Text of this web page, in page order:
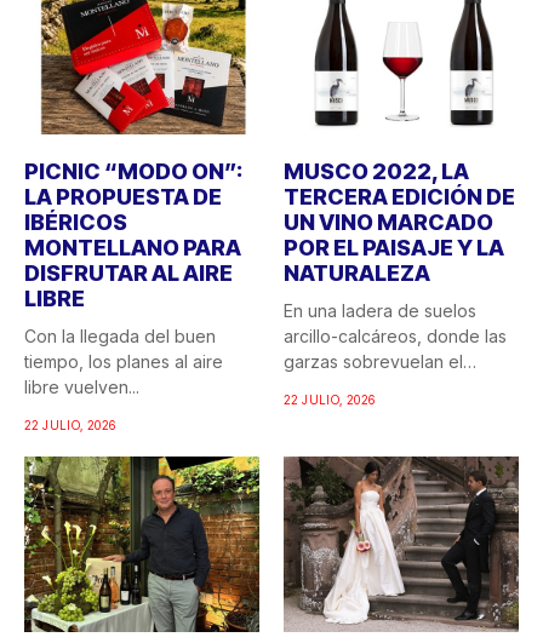
PICNIC “MODO ON”:
LA PROPUESTA DE
IBÉRICOS
MONTELLANO PARA
DISFRUTAR AL AIRE
LIBRE
Con la llegada del buen
tiempo, los planes al aire
libre vuelven...
22 JULIO, 2026
MUSCO 2022, LA
TERCERA EDICIÓN DE
UN VINO MARCADO
POR EL PAISAJE Y LA
NATURALEZA
En una ladera de suelos
arcillo-calcáreos, donde las
garzas sobrevuelan el
22 JULIO, 2026